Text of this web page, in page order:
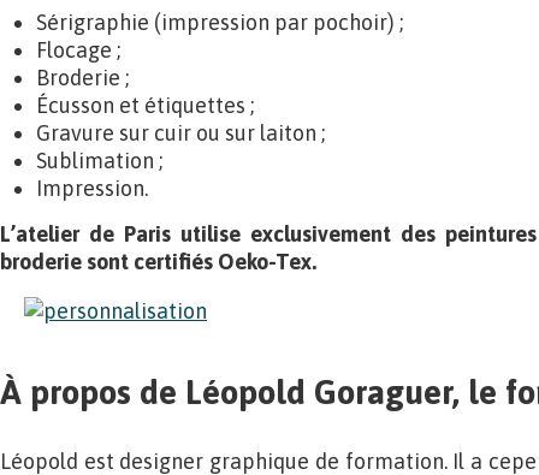
Sérigraphie (impression par pochoir) ;
Flocage ;
Broderie ;
Écusson et étiquettes ;
Gravure sur cuir ou sur laiton ;
Sublimation ;
Impression.
L’atelier de Paris utilise exclusivement des
broderie sont certifiés Oeko-Tex.
À propos de Léopold Goraguer, le
Léopold est designer graphique de formation. Il a